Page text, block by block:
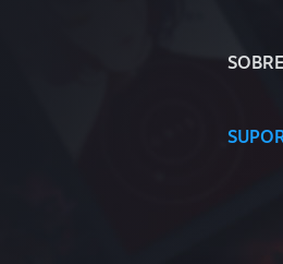
SOBRE